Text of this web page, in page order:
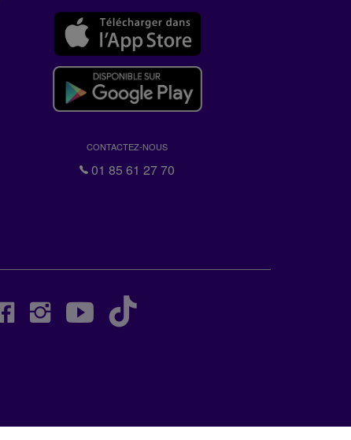
CONTACTEZ-NOUS
01 85 61 27 70